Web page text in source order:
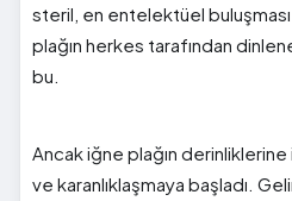
steril, en entelektüel
plağın herkes tarafından
bu.
Ancak iğne plağın
ve karanlıklaşmaya başladı.